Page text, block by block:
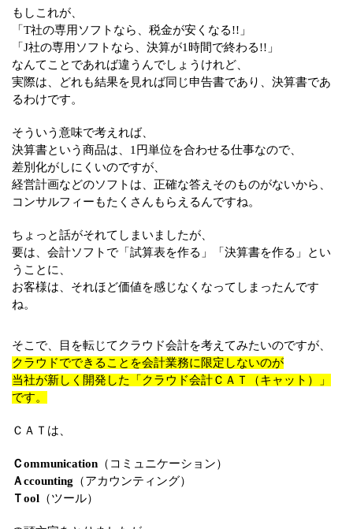
もしこれが、
「T社の専用ソフトなら、税金が安くなる!!」
「J社の専用ソフトなら、決算が1時間で終わる!!」
なんてことであれば違うんでしょうけれど、
実際は、どれも結果を見れば同じ申告書であり、決算書であ
るわけです。
そういう意味で考えれば、
決算書という商品は、1円単位を合わせる仕事なので、
差別化がしにくいのですが、
経営計画などのソフトは、正確な答えそのものがないから、
コンサルフィーもたくさんもらえるんですね。
ちょっと話がそれてしまいましたが、
要は、会計ソフトで「試算表を作る」「決算書を作る」とい
うことに、
お客様は、それほど価値を感じなくなってしまったんです
ね。
そこで、目を転じてクラウド会計を考えてみたいのですが、
クラウドでできることを会計業務に限定しないのが
当社が新しく開発した「クラウド会計ＣＡＴ（キャット）」
です。
ＣＡＴは、
Ｃommunication （コミュニケーション）
Ａccounting （アカウンティング）
Ｔool （ツール）